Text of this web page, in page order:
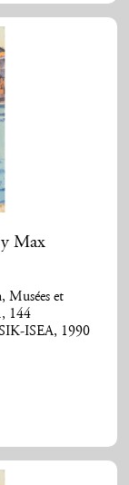
Max
Musées et
144
ISEA, 1990